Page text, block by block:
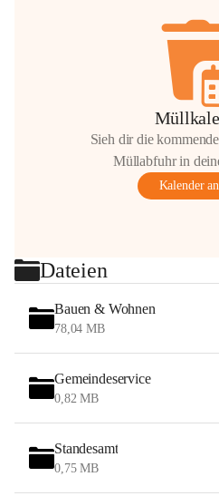
Sieh dir die
Müllabfuhr in
Kalender
Dateien
Bauen & Wohnen
78,04 MB
Gemeindeservice
0,82 MB
Standesamt
0,75 MB